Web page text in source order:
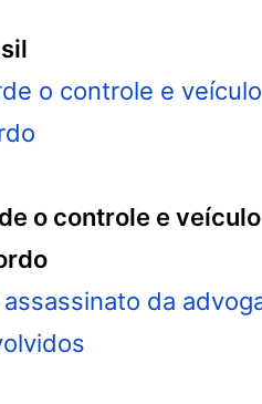
o controle e veículo